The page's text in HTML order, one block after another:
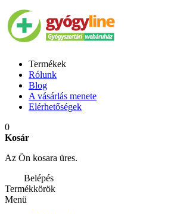
Termékek
Rólunk
Blog
A vásárlás menete
Elérhetőségek
0
Kosár
Az Ön kosara üres.
Belépés
Termékkörök
Menü